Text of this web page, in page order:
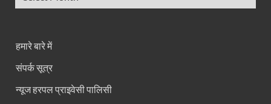
हमारे बारे में
संपर्क सूत्र
न्यूज हरपल प्राइवेसी पालिसी